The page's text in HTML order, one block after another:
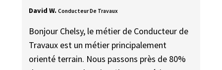
David W. Conducteur De Travaux
Bonjour Chelsy, le métier de Conducteur de
Travaux est un métier principalement
orienté terrain. Nous passons près de 80%